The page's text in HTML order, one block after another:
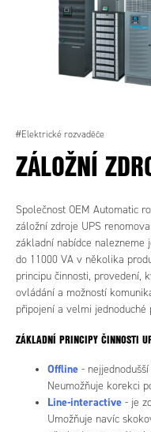
#Elektrické rozvaděče
ZÁLOŽNÍ
Společnost OEM Automatic
záložní zdroje UPS
základní nabídce nalezneme
do 11000 VA v několika
principu činnosti, provedení,
ovládání a možností
připojení a velmi jednoduché
ZÁKLADNÍ PRINCIPY ČINNOSTI
Offline -
Neumožňuje korekci
Line-interactive - je
Umožňuje navíc